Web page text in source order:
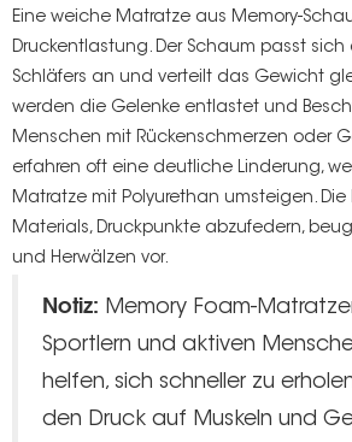
Eine weiche Matratze aus Memory-
Druckentlastung. Der Schaum passt sich
Schläfers an und verteilt das Gewicht
werden die Gelenke entlastet und
Menschen mit Rückenschmerzen oder
erfahren oft eine deutliche Linderung,
Matratze mit Polyurethan umsteigen. Die
Materials, Druckpunkte abzufedern,
und Herwälzen vor.
Notiz: Memory Foam-
Sportlern und aktiven
helfen, sich schneller zu
den Druck auf Muskeln und